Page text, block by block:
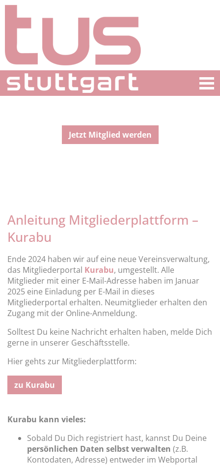
Jetzt Mitglied werden
Anleitung Mitgliederplattform –
Kurabu
Ende 2024 haben wir auf eine neue Vereinsverwaltung,
das Mitgliederportal Kurabu, umgestellt. Alle
Mitglieder mit einer E-Mail-Adresse haben im Januar
2025 eine Einladung per E-Mail in dieses
Mitgliederportal erhalten. Neumitglieder erhalten den
Zugang mit der Online-Anmeldung.
Solltest Du keine Nachricht erhalten haben, melde Dich
gerne in unserer Geschäftsstelle.
Hier gehts zur Mitgliederplattform:
zu Kurabu
Kurabu kann vieles:
Sobald Du Dich registriert hast, kannst Du Deine
persönlichen Daten selbst verwalten (z.B.
Kontodaten, Adresse) entweder im Webportal